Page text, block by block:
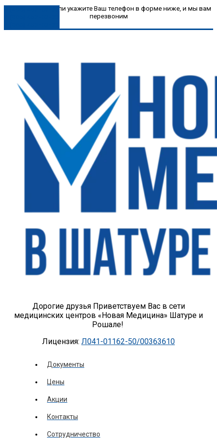
Позвоните нам или укажите Ваш телефон в форме ниже, и мы вам
перезвоним
Дорогие друзья Приветствуем Вас в сети
медицинских центров «Новая Медицина» Шатуре и
Рошале!
Лицензия: Л041-01162-50/00363610
Документы
Цены
Акции
Контакты
Сотрудничество